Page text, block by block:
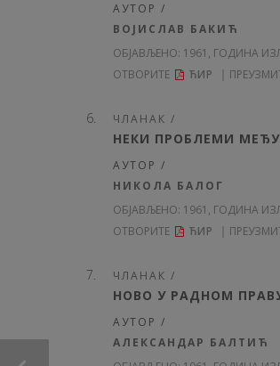
АУТОР /
ВОЈИСЛАВ БАКИЋ
ОБЈАВЉЕНО: 1961, ГОДИНА
ОТВОРИТЕ
ЋИР
ЧЛАНАК /
НЕКИ ПРОБЛЕМИ
АУТОР /
НИКОЛА БАЛОГ
ОБЈАВЉЕНО: 1961, ГОДИНА
ОТВОРИТЕ
ЋИР
ЧЛАНАК /
НОВО У РАДНОМ ПРАВУ
АУТОР /
АЛЕКСАНДАР БАЛТИЋ